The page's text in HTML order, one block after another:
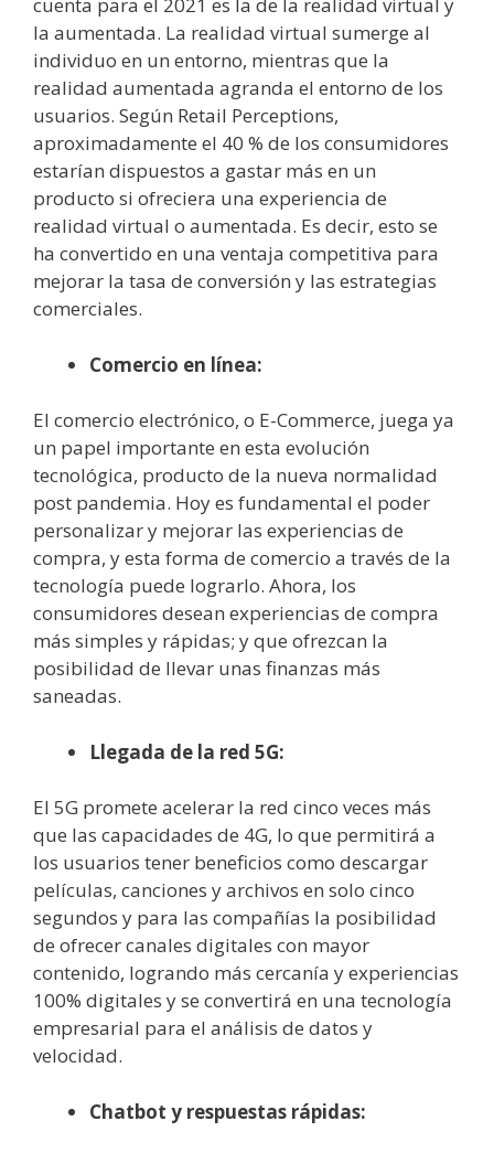
cuenta para el 2021 es la de la realidad virtual y
la aumentada. La realidad virtual sumerge al
individuo en un entorno, mientras que la
realidad aumentada agranda el entorno de los
usuarios. Según Retail Perceptions,
aproximadamente el 40 % de los consumidores
estarían dispuestos a gastar más en un
producto si ofreciera una experiencia de
realidad virtual o aumentada. Es decir, esto se
ha convertido en una ventaja competitiva para
mejorar la tasa de conversión y las estrategias
comerciales.
Comercio en línea:
El comercio electrónico, o E-Commerce, juega ya
un papel importante en esta evolución
tecnológica, producto de la nueva normalidad
post pandemia. Hoy es fundamental el poder
personalizar y mejorar las experiencias de
compra, y esta forma de comercio a través de la
tecnología puede lograrlo. Ahora, los
consumidores desean experiencias de compra
más simples y rápidas; y que ofrezcan la
posibilidad de llevar unas finanzas más
saneadas.
Llegada de la red 5G:
El 5G promete acelerar la red cinco veces más
que las capacidades de 4G, lo que permitirá a
los usuarios tener beneficios como descargar
películas, canciones y archivos en solo cinco
segundos y para las compañías la posibilidad
de ofrecer canales digitales con mayor
contenido, logrando más cercanía y experiencias
100% digitales y se convertirá en una tecnología
empresarial para el análisis de datos y
velocidad.
Chatbot y respuestas rápidas: